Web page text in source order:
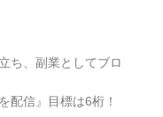
ち、副業としてブロ
配信』目標は6桁！